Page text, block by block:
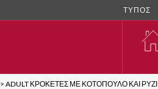
ΤΥΠΟΣ
>ADULT ΚΡΟΚΕΤΕΣ ΜΕ ΚΟΤΟΠΟΥΛΟ ΚΑΙ ΡΥΖΙ